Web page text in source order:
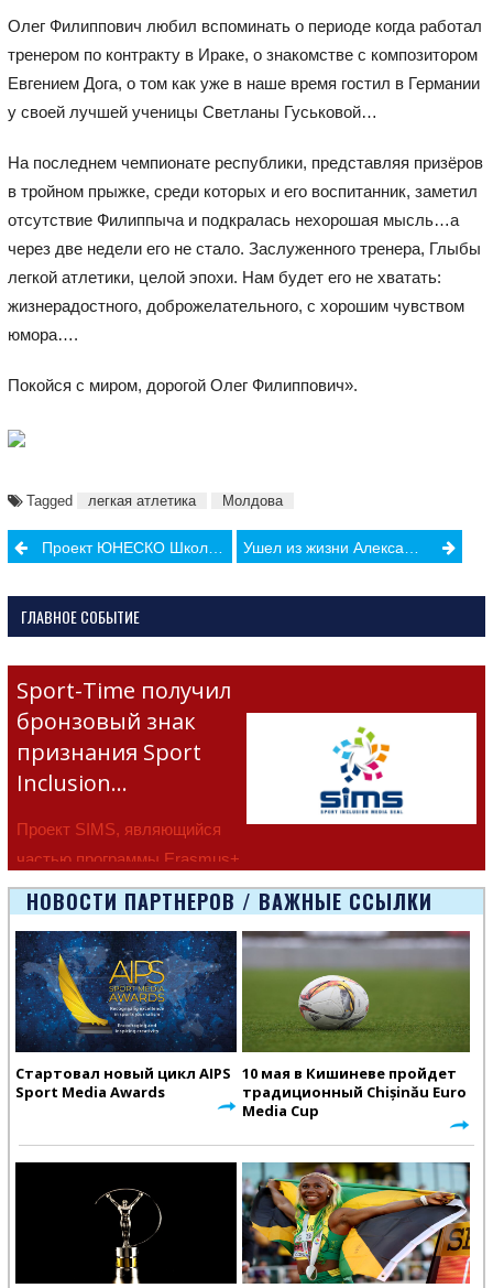
Олег Филиппович любил вспоминать о периоде когда работал
тренером по контракту в Ираке, о знакомстве с композитором
Евгением Дога, о том как уже в наше время гостил в Германии
у своей лучшей ученицы Светланы Гуськовой…
На последнем чемпионате республики, представляя призёров
в тройном прыжке, среди которых и его воспитанник, заметил
отсутствие Филиппыча и подкралась нехорошая мысль…а
через две недели его не стало. Заслуженного тренера, Глыбы
легкой атлетики, целой эпохи. Нам будет его не хватать:
жизнерадостного, доброжелательного, с хорошим чувством
юмора….
Покойся с миром, дорогой Олег Филиппович».
Tagged легкая атлетика Молдова
PostПроект ЮНЕСКО Школа Боевых Искусств в Стаучень Ушел из жизни Александр Кирпиченко
ГЛАВНОЕ СОБЫТИЕ
Sport-Time получил
бронзовый знак
признания Sport
Inclusion…
Проект SIMS, являющийся
частью программы Erasmus+
Европейско
НОВОСТИ ПАРТНЕРОВ / ВАЖНЫЕ ССЫЛКИ
Стартовал новый цикл AIPS
Sport Media Awards
10 мая в Кишиневе пройдет
традиционный Chișinău Euro
Media Cup